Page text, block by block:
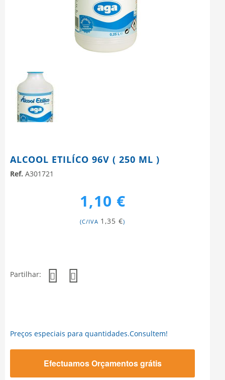
ALCOOL ETILÍCO 96V ( 250 ML )
Ref. A301721
1,10 €
(C/IVA 1,35 €)
Partilhar:
Preços especiais para quantidades.Consultem!
Efectuamos Orçamentos grátis